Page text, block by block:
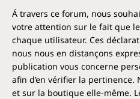
Á travers ce forum, nous
votre attention sur le fait que
chaque utilisateur. Ces
nous nous en distançons
publication vous concerne
afin d’en vérifier la
et sur la boutique elle-même.